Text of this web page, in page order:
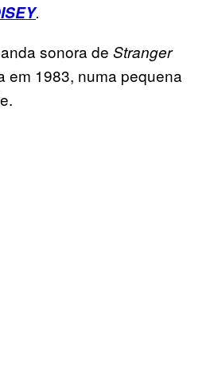
.
sonora de Stranger
em 1983, numa pequena